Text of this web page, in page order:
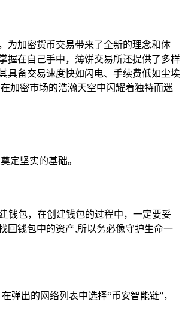
为加密货币交易带来了全新的理念和体
握在自己手中，薄饼交易所还提供了多样
具备交易速度快如闪电、手续费低如尘埃
加密市场的浩瀚天空中闪耀着独特而迷
定坚实的基础。
钱包，在创建钱包的过程中，一定要妥
回钱包中的资产,所以务必像守护生命一
弹出的网络列表中选择“币安智能链”，